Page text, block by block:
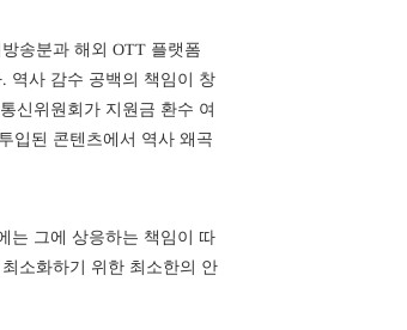
송분과 해외 OTT 플랫폼
역사 감수 공백의 책임이 창
신위원회가 지원금 환수 여
입된 콘텐츠에서 역사 왜곡
는 그에 상응하는 책임이 따
소화하기 위한 최소한의 안